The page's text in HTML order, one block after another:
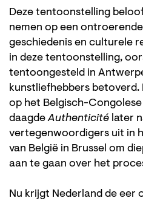
Deze tentoonstelling
nemen op een
geschiedenis en culturele
in deze tentoonstelling,
tentoongesteld in
kunstliefhebbers betoverd.
op het Belgisch-
daagdeAuthenticité later
vertegenwoordigers uit in
van België in Brussel om
aan te gaan over het
Nu krijgt Nederland de eer